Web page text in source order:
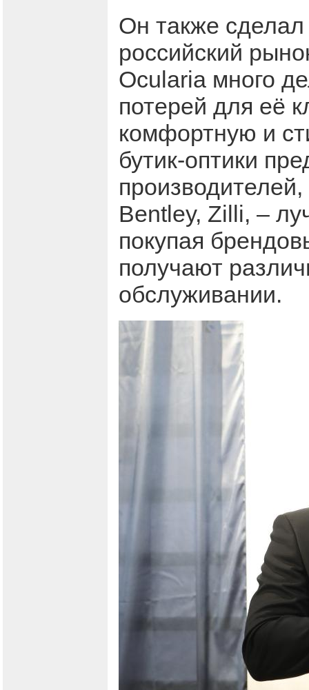
Он также сделал
российский
Ocularia много
потерей для её
комфортную и
бутик-оптики
Bentley, Zilli, –
покупая
получают
обслуживании.